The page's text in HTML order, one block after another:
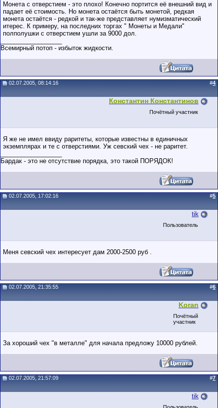
Монета с отверстием - это плохо! Конечно портится её внешний вид и
падает её стоимость. Но монета остаётся быть монетой, редкая
монета остаётся - редкой и так-же представляет нумизматический
итерес. К примеру, на последних торгах " Монеты и Медали"
полполушки с отверстием ушли за 9000 дол.
Всемирный потоп - избыток жидкости.
02.07.2005, 08:14:16 #4
Константин Константинов
Почётный участник
Я же не имел ввиду раритеты, которые известны в единичных
экземплярах и те с отверстиями. Уж севский чех - не раритет.
Бардак - это не отсутствие порядка, это такой ПОРЯДОК!
02.07.2005, 17:02:16 #5
tik
Пользователь
Меня севский чех интересует дам 2000-2500 руб .
02.07.2005, 21:35:55 #6
Koran
Почётный
участник
За хороший чех "в металле" для начала предложу 10000 рублей.
02.07.2005, 21:57:09 #7
tik